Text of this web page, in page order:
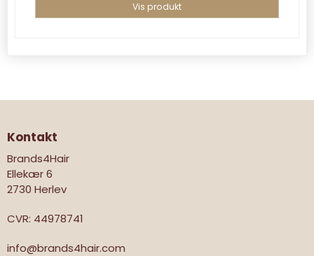
Vis produkt
Kontakt
Brands4Hair
Ellekær 6
2730 Herlev
CVR: 44978741
info@brands4hair.com